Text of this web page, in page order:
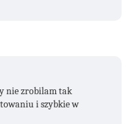
nie zrobilam tak
i szybkie w